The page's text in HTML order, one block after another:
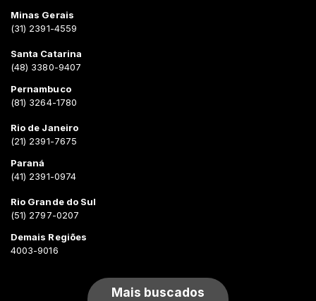
Minas Gerais
(31) 2391-4559
Santa Catarina
(48) 3380-9407
Pernambuco
(81) 3264-1780
Rio de Janeiro
(21) 2391-7675
Paraná
(41) 2391-0974
Rio Grande do Sul
(51) 2797-0207
Demais Regiões
4003-9016
Mais buscados